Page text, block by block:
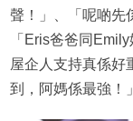
聲！」、「呢啲先
「Eris爸爸同
屋企人支持真係好
到，阿媽係最強！」